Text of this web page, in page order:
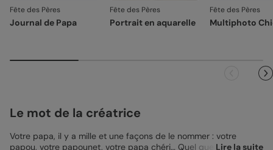
Fête des Pères
Journal de Papa
Fête des Pères
Portrait en aquarelle
Fête des Pères
Multiphoto
Le mot de la créatrice
Votre papa, il y a mille et une façons de le nommer : votre
papou, votre papounet, votre papa chéri… Quel que soit son
Lire la suite